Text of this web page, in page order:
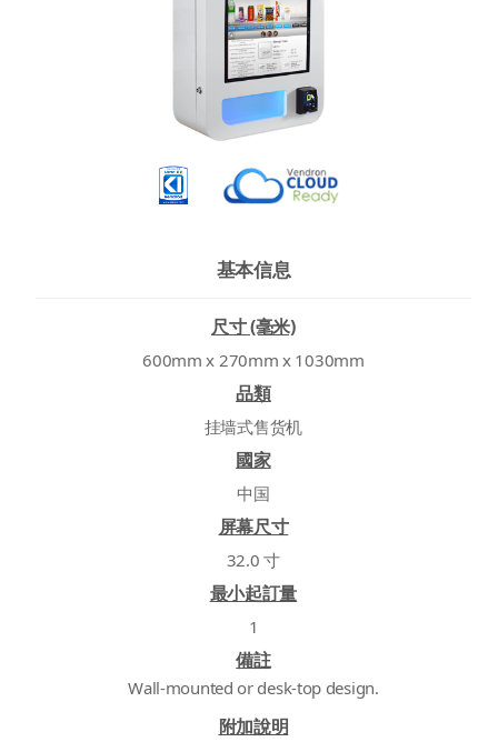
基本信息
尺寸 (毫米)
600mm x 270mm x 1030mm
品類
挂墙式售货机
國家
中国
屏幕尺寸
32.0 寸
最小起訂量
1
備註
Wall-mounted or desk-top design.
附加說明